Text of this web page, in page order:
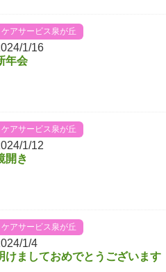
ケアサービス泉が丘
1/16
年会
ケアサービス泉が丘
1/12
開き
ケアサービス泉が丘
1/4
けましておめでとうございます